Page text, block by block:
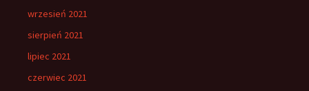
wrzesień 2021
sierpień 2021
lipiec 2021
czerwiec 2021